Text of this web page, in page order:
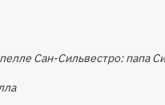
Сан-Сильвестро: папа